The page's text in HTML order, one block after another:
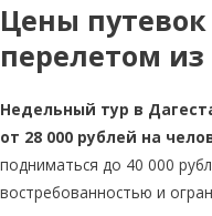
Цены путевок
перелетом из
Недельный тур в
от 28 000 рублей на
подниматься до 40 000
востребованностью и